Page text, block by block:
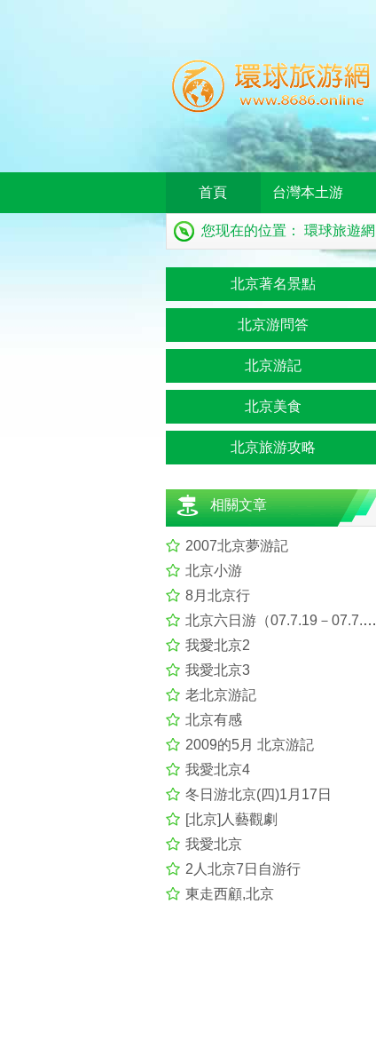
首頁 台灣本土游
您现在的位置： 環球旅遊網
北京著名景點
北京游問答
北京游記
北京美食
北京旅游攻略
相關文章
2007北京夢游記
北京小游
8月北京行
北京六日游（07.7.19－07.7.26）
我愛北京2
我愛北京3
老北京游記
北京有感
2009的5月 北京游記
我愛北京4
冬日游北京(四)1月17日
[北京]人藝觀劇
我愛北京
2人北京7日自游行
東走西顧,北京